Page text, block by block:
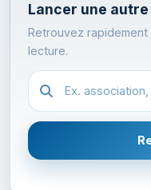
Lancer une
Retrouvez
lecture.
Recherche dans